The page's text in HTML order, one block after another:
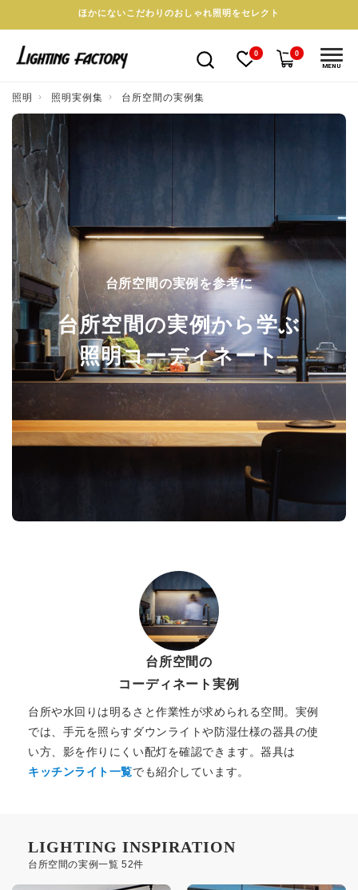
ほかにないこだわりのおしゃれ照明をセレクト
0 0
MENU
照明 照明実例集 台所空間の実例集
台所空間の実例を参考に
台所空間の実例から学ぶ
照明コーディネート
台所空間の
コーディネート実例
台所や水回りは明るさと作業性が求められる空間。実例
では、手元を照らすダウンライトや防湿仕様の器具の使
い方、影を作りにくい配灯を確認できます。器具は
キッチンライト一覧でも紹介しています。
台所空間の実例一覧 52件
LIGHTING INSPIRATION